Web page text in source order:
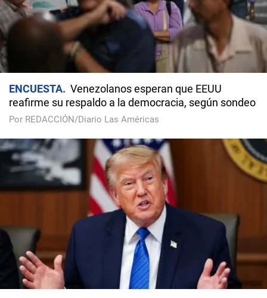
ENCUESTA
Venezolanos esperan que EEUU
reafirme su respaldo a la democracia, según sondeo
Por REDACCIÓN/Diario Las Américas